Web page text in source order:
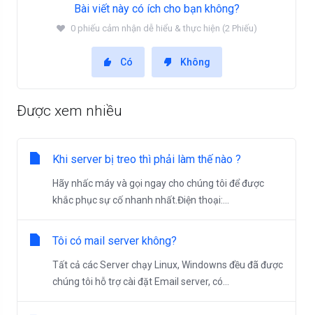
Bài viết này có ích cho bạn không?
0 phiếu cảm nhận dễ hiểu & thực hiện (2 Phiếu)
Có Không
Được xem nhiều
Khi server bị treo thì phải làm thế nào ?
Hãy nhấc máy và gọi ngay cho chúng tôi để được
khắc phục sự cố nhanh nhất.Điện thoại:...
Tôi có mail server không?
Tất cả các Server chạy Linux, Windowns đều đã được
chúng tôi hỗ trợ cài đặt Email server, có...